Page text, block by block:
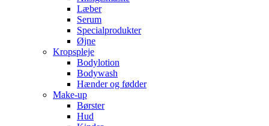
Læber
Serum
Specialprodukter
Øjne
Kropspleje
Bodylotion
Bodywash
Hænder og fødder
Make-up
Børster
Hud